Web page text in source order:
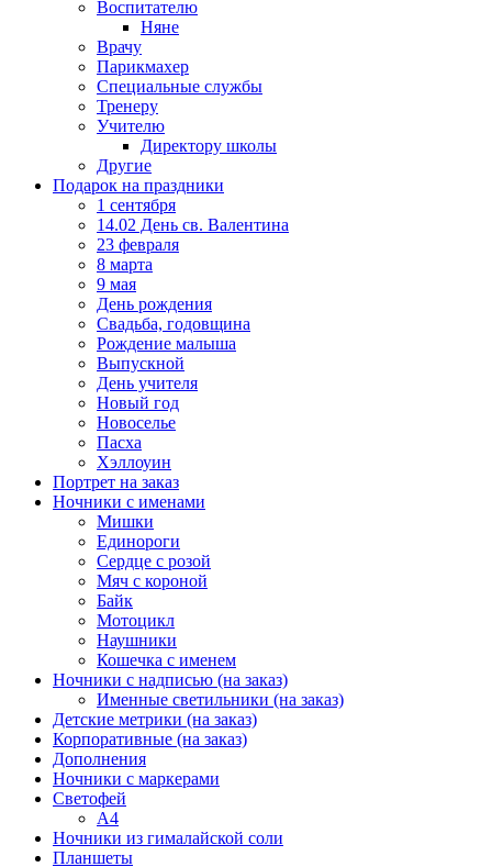
Воспитателю
Няне
Врачу
Парикмахер
Специальные службы
Тренеру
Учителю
Директору школы
Другие
Подарок на праздники
1 сентября
14.02 День св. Валентина
23 февраля
8 марта
9 мая
День рождения
Свадьба, годовщина
Рождение малыша
Выпускной
День учителя
Новый год
Новоселье
Пасха
Хэллоуин
Портрет на заказ
Ночники с именами
Мишки
Единороги
Сердце с розой
Мяч с короной
Байк
Мотоцикл
Наушники
Кошечка с именем
Ночники с надписью (на заказ)
Именные светильники (на заказ)
Детские метрики (на заказ)
Корпоративные (на заказ)
Дополнения
Ночники с маркерами
Светофей
А4
Ночники из гималайской соли
Планшеты